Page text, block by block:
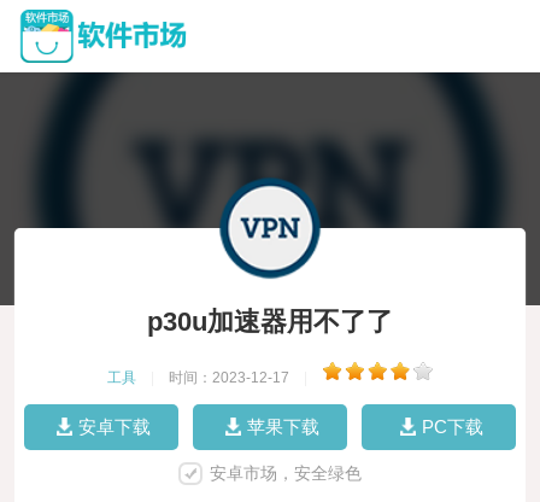
p30u加速器用不了了
工具 时间：2023-12-17
安卓下载 苹果下载 PC下载
安卓市场，安全绿色